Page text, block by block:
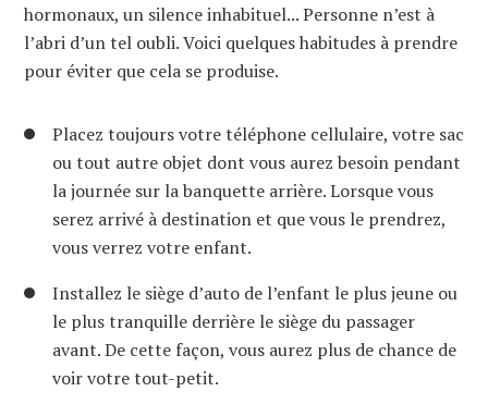
hormonaux, un silence inhabituel... Personne n’est à
l’abri d’un tel oubli. Voici quelques habitudes à prendre
pour éviter que cela se produise.
Placez toujours votre téléphone cellulaire, votre sac
ou tout autre objet dont vous aurez besoin pendant
la journée sur la banquette arrière. Lorsque vous
serez arrivé à destination et que vous le prendrez,
vous verrez votre enfant.
Installez le siège d’auto de l’enfant le plus jeune ou
le plus tranquille derrière le siège du passager
avant. De cette façon, vous aurez plus de chance de
voir votre tout-petit.